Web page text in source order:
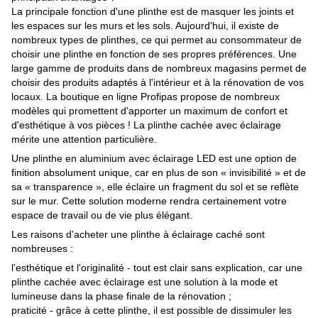
La principale fonction d'une plinthe est de masquer les joints et
les espaces sur les murs et les sols. Aujourd'hui, il existe de
nombreux types de plinthes, ce qui permet au consommateur de
choisir une plinthe en fonction de ses propres préférences. Une
large gamme de produits dans de nombreux magasins permet de
choisir des produits adaptés à l'intérieur et à la rénovation de vos
locaux. La boutique en ligne Profipas propose de nombreux
modèles qui promettent d'apporter un maximum de confort et
d'esthétique à vos pièces ! La plinthe cachée avec éclairage
mérite une attention particulière.
Une plinthe en aluminium avec éclairage LED est une option de
finition absolument unique, car en plus de son « invisibilité » et de
sa « transparence », elle éclaire un fragment du sol et se reflète
sur le mur. Cette solution moderne rendra certainement votre
espace de travail ou de vie plus élégant.
Les raisons d'acheter une plinthe à éclairage caché sont
nombreuses :
l'esthétique et l'originalité - tout est clair sans explication, car une
plinthe cachée avec éclairage est une solution à la mode et
lumineuse dans la phase finale de la rénovation ;
praticité - grâce à cette plinthe, il est possible de dissimuler les